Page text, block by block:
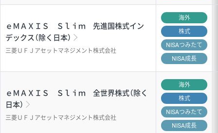
ｅＭＡＸＩＳ Ｓｌｉｍ 先進国株式イン
デックス（除く日本）
三菱ＵＦＪアセットマネジメント株式会社
海外
株式
NISAつみたて
NISA成長
ｅＭＡＸＩＳ Ｓｌｉｍ 全世界株式（除く
日本）
三菱ＵＦＪアセットマネジメント株式会社
海外
株式
NISAつみたて
NISA成長